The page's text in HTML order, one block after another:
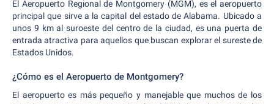
El Aeropuerto Regional de Montgomery (MGM), es el aeropuerto
principal que sirve a la capital del estado de Alabama. Ubicado a
unos 9 km al suroeste del centro de la ciudad, es una puerta de
entrada atractiva para aquellos que buscan explorar el sureste de
Estados Unidos.
¿Cómo es el Aeropuerto de Montgomery?
El aeropuerto es más pequeño y manejable que muchos de los